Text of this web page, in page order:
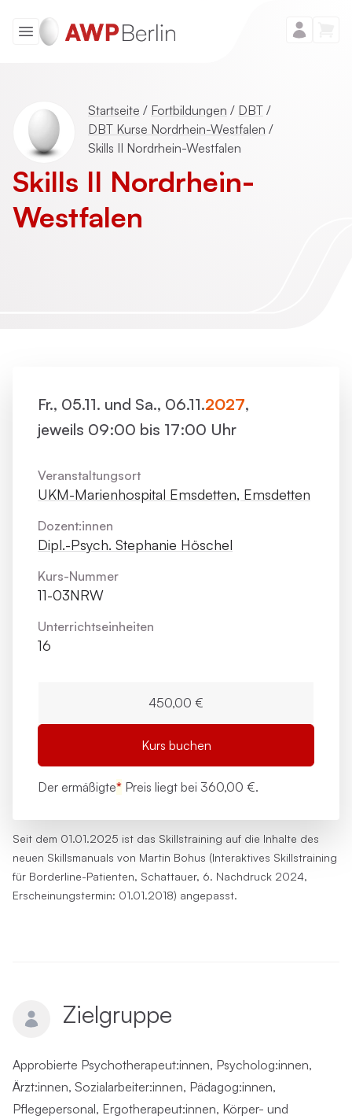
Startseite / Fortbildungen / DBT /
DBT Kurse Nordrhein-Westfalen /
Skills II Nordrhein-Westfalen
Skills II Nordrhein-
Westfalen
Seit dem 01.01.2025 ist das Skillstraining auf die Inhalte des
neuen Skillsmanuals von Martin Bohus (Interaktives Skillstraining
für Borderline-Patienten, Schattauer, 6. Nachdruck 2024,
Erscheinungstermin: 01.01.2018) angepasst.
Zielgruppe
Approbierte Psychotherapeut:innen, Psycholog:innen,
Ärzt:innen, Sozialarbeiter:innen, Pädagog:innen,
Pflegepersonal, Ergotherapeut:innen, Körper- und
Fr., 05.11. und Sa., 06.11.2027,
jeweils 09:00 bis 17:00 Uhr
Veranstaltungsort
UKM-Marienhospital Emsdetten, Emsdetten
Dozent:innen
Dipl.-Psych. Stephanie Höschel
Kurs-Nummer
11-03NRW
Unterrichts­einheiten
16
450,00 €
Kurs buchen
Der ermäßigte* Preis liegt bei 360,00 €.